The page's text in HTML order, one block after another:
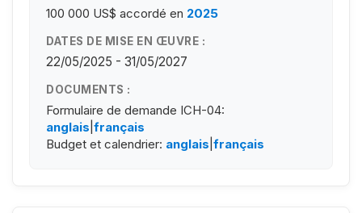
100 000 US$ accordé en 2025
DATES DE MISE EN ŒUVRE :
22/05/2025 - 31/05/2027
DOCUMENTS :
Formulaire de demande ICH-04:
anglais français
Budget et calendrier: anglais français